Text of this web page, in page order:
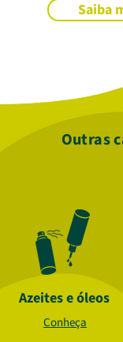
Saiba
Outras
Azeites e óleos
Conheça